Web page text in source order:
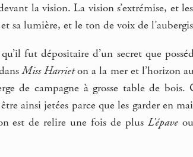
la vision. La vision s’extrémise, et
sa lumière, et le ton de voix de
fut dépositaire d’un secret que
Miss Harrieton a la mer et l’horizon
de campagne à grosse table de
ainsi jetées parce que les garder en
est de relire une fois de plus L’épave